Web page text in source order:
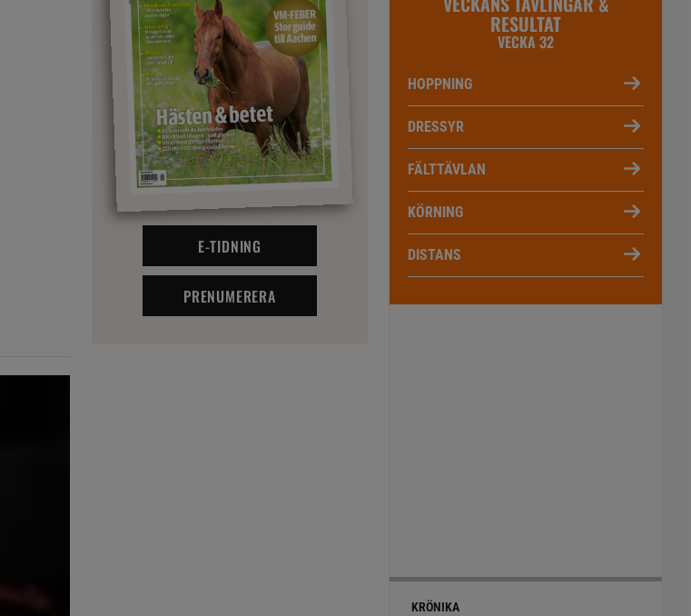
E-TIDNING
PRENUMERERA
RESULTAT
VECKA 32
HOPPNING
DRESSYR
FÄLTTÄVLAN
KÖRNING
DISTANS
KRÖNIKA